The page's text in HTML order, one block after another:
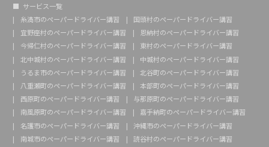
サービス一覧
糸満市のペーパードライバー講習
国頭村のペーパードライバー講習
宜野座村のペーパードライバー講習
恩納村のペーパードライバー講習
今帰仁村のペーパードライバー講習
東村のペーパードライバー講習
北中城村のペーパードライバー講習
中城村のペーパードライバー講習
うるま市のペーパードライバー講習
北谷町のペーパードライバー講習
八重瀬町のペーパードライバー講習
本部町のペーパードライバー講習
西原町のペーパードライバー講習
与那原町のペーパードライバー講習
南風原町のペーパードライバー講習
嘉手納町のペーパードライバー講習
名護市のペーパードライバー講習
沖縄市のペーパードライバー講習
南城市のペーパードライバー講習
読谷村のペーパードライバー講習